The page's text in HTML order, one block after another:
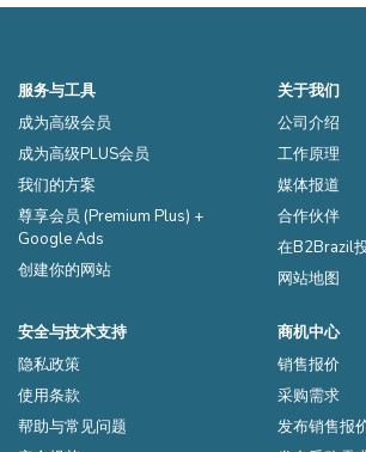
服务与工具
成为高级会员
成为高级PLUS会员
我们的方案
尊享会员 (Premium Plus) +
Google Ads
创建你的网站
关于我们
公司介绍
工作原理
媒体报道
合作伙伴
在B2Brazil
网站地图
安全与技术支持
隐私政策
使用条款
帮助与常见问题
商机中心
销售报价
采购需求
发布销售报